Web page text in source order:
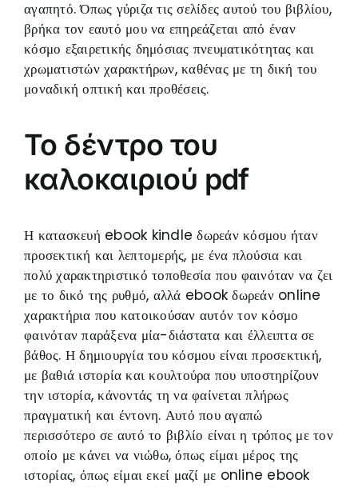
αγαπητό. Όπως γύριζα τις σελίδες αυτού του βιβλίου,
βρήκα τον εαυτό μου να επηρεάζεται από έναν
κόσμο εξαιρετικής δημόσιας πνευματικότητας και
χρωματιστών χαρακτήρων, καθένας με τη δική του
μοναδική οπτική και προθέσεις.
Το δέντρο του
καλοκαιριού pdf
Η κατασκευή ebook kindle δωρεάν κόσμου ήταν
προσεκτική και λεπτομερής, με ένα πλούσια και
πολύ χαρακτηριστικό τοποθεσία που φαινόταν να ζει
με το δικό της ρυθμό, αλλά ebook δωρεάν online
χαρακτήρια που κατοικούσαν αυτόν τον κόσμο
φαινόταν παράξενα μία-διάστατα και έλλειπτα σε
βάθος. Η δημιουργία του κόσμου είναι προσεκτική,
με βαθιά ιστορία και κουλτούρα που υποστηρίζουν
την ιστορία, κάνοντάς τη να φαίνεται πλήρως
πραγματική και έντονη. Αυτό που αγαπώ
περισσότερο σε αυτό το βιβλίο είναι η τρόπος με τον
οποίο με κάνει να νιώθω, όπως είμαι μέρος της
ιστορίας, όπως είμαι εκεί μαζί με online ebook